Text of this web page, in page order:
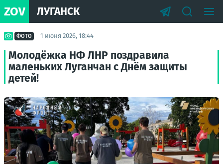
ZOV ЛУГАНСК
ФОТО 1 июня 2026, 18:44
Молодёжка НФ ЛНР поздравила
маленьких Луганчан с Днём защиты
детей!